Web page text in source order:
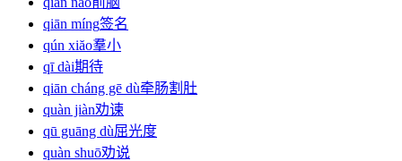
qiān míng签名
qún xiăo羣小
qī dài期待
qiān cháng gē dù牵肠割肚
quàn jiàn劝谏
qū guāng dù屈光度
quàn shuō劝说